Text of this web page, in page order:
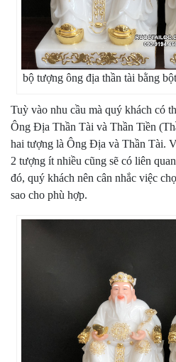
bộ tượng ông địa thần tài bằng
Tuỳ vào nhu cầu mà quý khách có
Ông Địa Thần Tài và Thần Tiền
hai tượng là Ông Địa và Thần Tài.
2 tượng ít nhiều cũng sẽ có liên
đó, quý khách nên cân nhắc việc
sao cho phù hợp.